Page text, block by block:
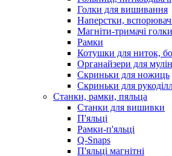
Голки для вишивання
Наперстки,
Магніти-тримачі голки
Рамки
Котушки для ниток,
Органайзери для
Скриньки для ножиць
Скриньки для
Станки, рамки, пяльца
Станки для вишивки
П'яльці
Рамки-п'яльці
Q-Snaps
П'яльці магнітні